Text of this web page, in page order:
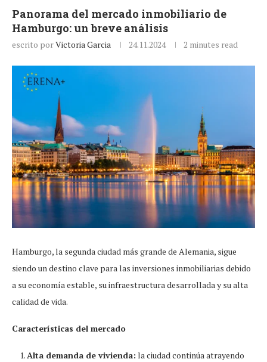
Panorama del mercado inmobiliario de
Hamburgo: un breve análisis
escrito porVictoria Garcia 24.11.2024 2 minutes read
Hamburgo, la segunda ciudad más grande de Alemania, sigue
siendo un destino clave para las inversiones inmobiliarias debido
a su economía estable, su infraestructura desarrollada y su alta
calidad de vida.
Características del mercado
Alta demanda de vivienda: la ciudad continúa atrayendo